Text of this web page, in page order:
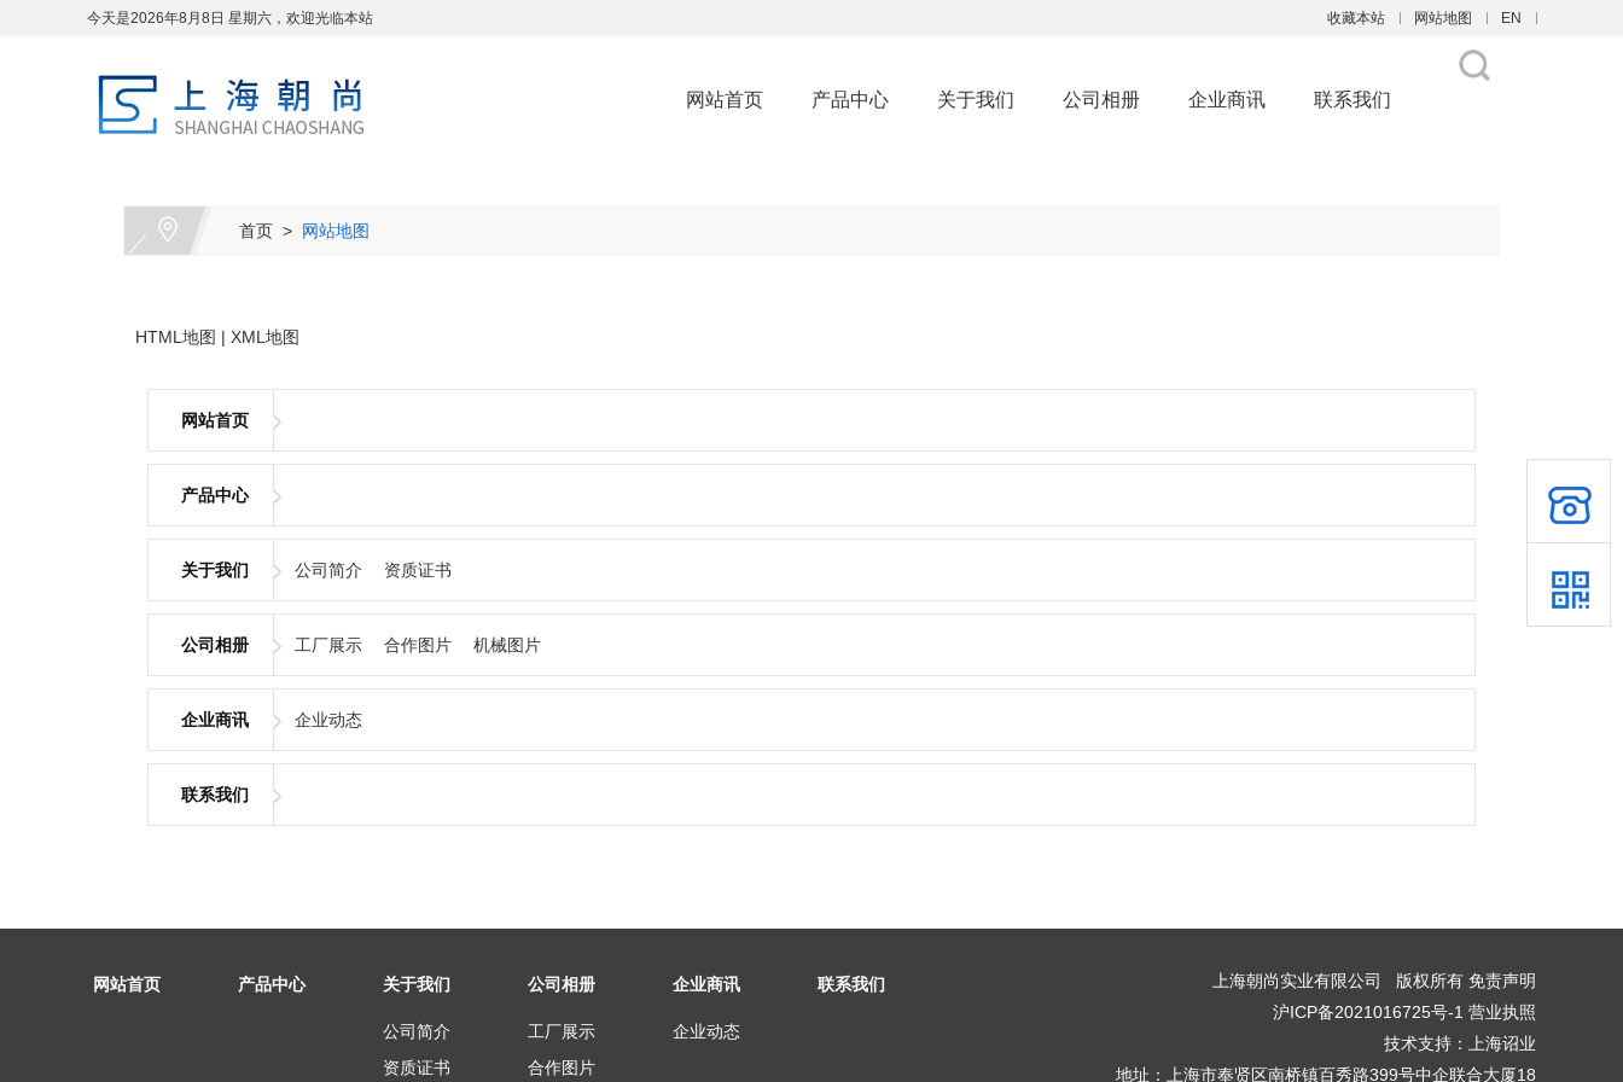
今天是2026年8月8日 星期六，欢迎光临本站 收藏本站 网站地图 EN
网站首页 产品中心 关于我们 公司相册 企业商讯 联系我们
首页 > 网站地图
HTML地图 | XML地图
网站首页
产品中心
关于我们 公司简介 资质证书
公司相册 工厂展示 合作图片 机械图片
企业商讯 企业动态
联系我们
网站首页 产品中心 关于我们
公司简介
资质证书
公司相册
工厂展示
合作图片
企业商讯
企业动态
联系我们 上海朝尚实业有限公司 版权所有 免责声明
沪ICP备2021016725号-1 营业执照
技术支持：上海诏业
地址：上海市奉贤区南桥镇百秀路399号中企联合大厦18